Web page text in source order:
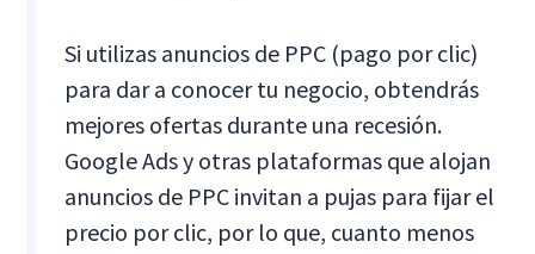
Si utilizas anuncios de PPC (pago por clic)
para dar a conocer tu negocio, obtendrás
mejores ofertas durante una recesión.
Google Ads y otras plataformas que alojan
anuncios de PPC invitan a pujas para fijar el
precio por clic, por lo que, cuanto menos